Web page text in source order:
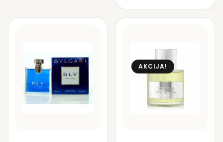
AKCIJA!